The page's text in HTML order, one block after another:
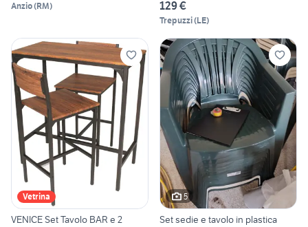
Anzio(RM) 129 €
Trepuzzi(LE)
Vetrina
VENICE Set Tavolo BAR e 2
5
Set sedie e tavolo in plastica